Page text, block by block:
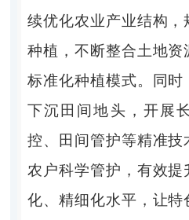
续优化农业产业结构
种植，不断整合土地资
标准化种植模式。同
下沉田间地头，开展
控、田间管护等精准
农户科学管护，有效
化、精细化水平，让